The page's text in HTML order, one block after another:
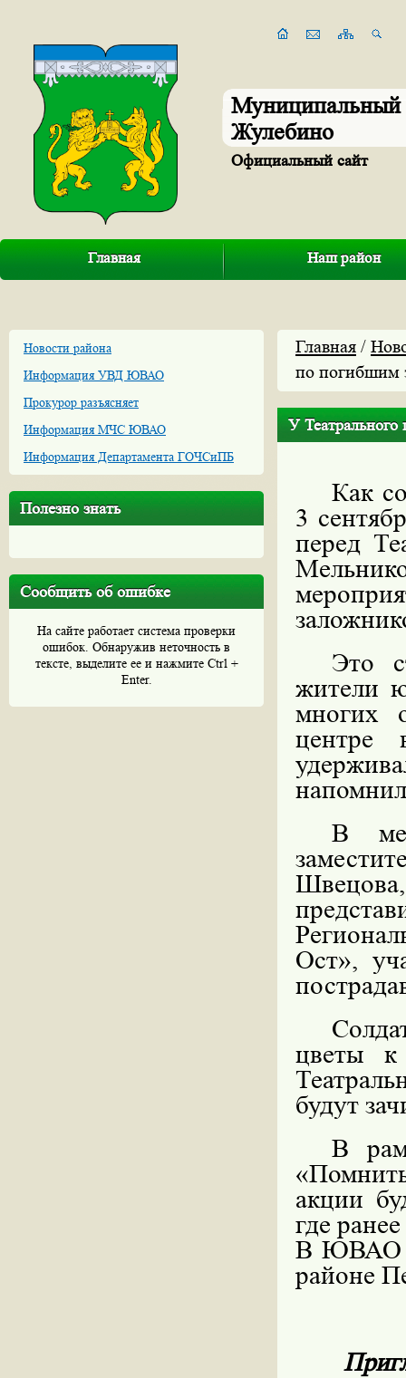
Муниципальный
Жулебино
Официальный сайт
Главная Наш район
Новости района
Информация УВД ЮВАО
Прокурор разъясняет
Информация МЧС ЮВАО
Информация Департамента ГОЧСиПБ
Полезно знать
Сообщить об ошибке
На сайте работает система проверки
ошибок. Обнаружив неточность в
тексте, выделите ее и нажмите Ctrl +
Enter.
Главная /
по погибшим
У
Как
3
перед
Это
жители
многих
центре
В
Ост»,
цветы к
будут
В
акции
где
В ЮВАО
районе